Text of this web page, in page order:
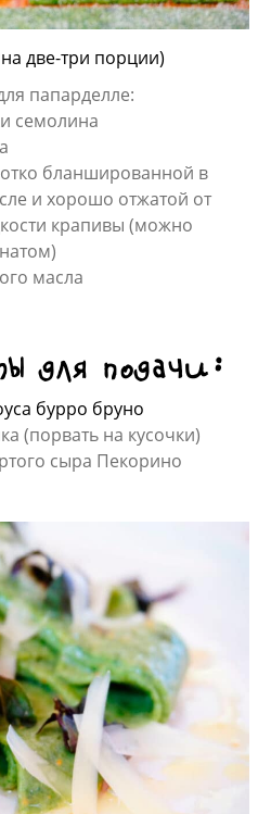
две-три порции)
папарделле:
семолина
бланшированной в
и хорошо отжатой от
крапивы (можно
масла
для подачи:
бурро бруно
(порвать на кусочки)
сыра Пекорино